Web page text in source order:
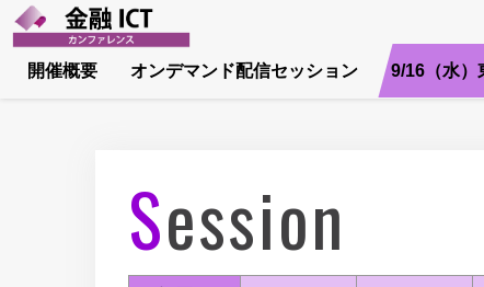
開催概要 オンデマンド配信セッション 9/16（水）
Session